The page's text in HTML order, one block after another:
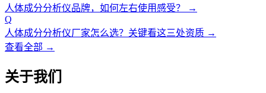
人体成分分析仪品牌，如何左右使用感受？
→
Q
人体成分分析仪厂家怎么选？关键看这三处资质 →
查看全部 →
关于我们